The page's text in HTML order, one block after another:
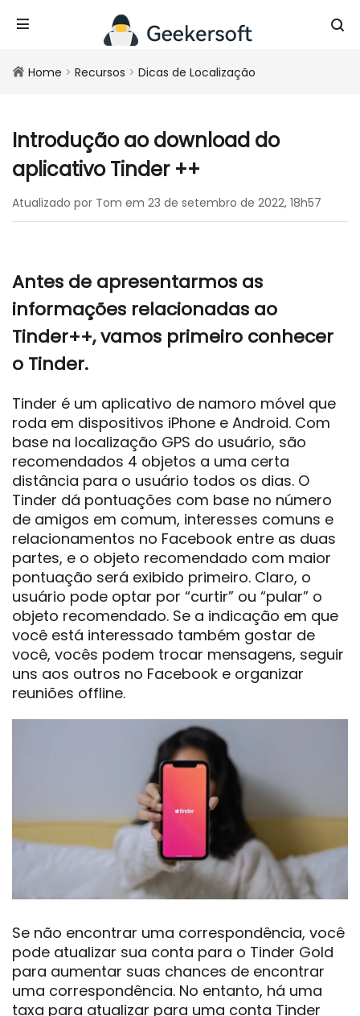
Home > Recursos > Dicas de Localização
Introdução ao download do
aplicativo Tinder ++
Atualizado por Tom em 23 de setembro de 2022, 18h57
Antes de apresentarmos as
informações relacionadas ao
Tinder++, vamos primeiro conhecer
o Tinder.
Tinder é um aplicativo de namoro móvel que
roda em dispositivos iPhone e Android. Com
base na localização GPS do usuário, são
recomendados 4 objetos a uma certa
distância para o usuário todos os dias. O
Tinder dá pontuações com base no número
de amigos em comum, interesses comuns e
relacionamentos no Facebook entre as duas
partes, e o objeto recomendado com maior
pontuação será exibido primeiro. Claro, o
usuário pode optar por “curtir” ou “pular” o
objeto recomendado. Se a indicação em que
você está interessado também gostar de
você, vocês podem trocar mensagens, seguir
uns aos outros no Facebook e organizar
reuniões offline.
Se não encontrar uma correspondência, você
pode atualizar sua conta para o Tinder Gold
para aumentar suas chances de encontrar
uma correspondência. No entanto, há uma
taxa para atualizar para uma conta Tinder